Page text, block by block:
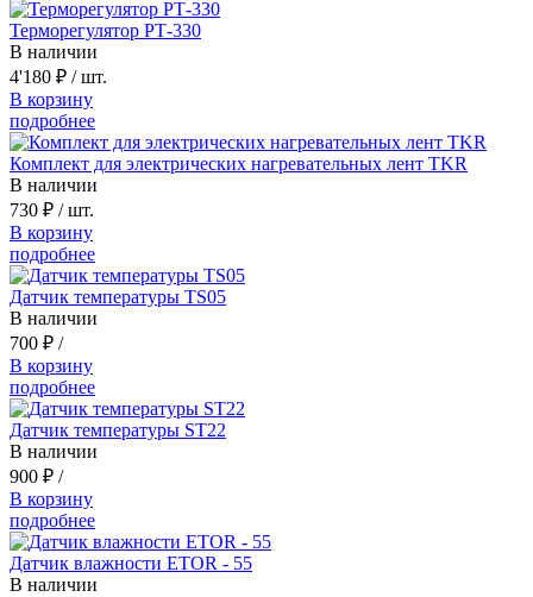
Терморегулятор РТ-330
В наличии
4'180 ₽ / шт.
В корзину
подробнее
Комплект для электрических нагревательных лент TKR
В наличии
730 ₽ / шт.
В корзину
подробнее
Датчик температуры TS05
В наличии
700 ₽ /
В корзину
подробнее
Датчик температуры ST22
В наличии
900 ₽ /
В корзину
подробнее
Датчик влажности ETOR - 55
В наличии